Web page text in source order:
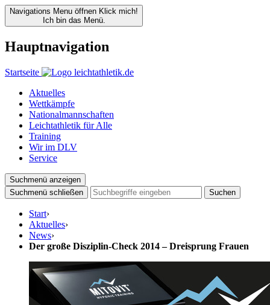
Navigations Menu öffnen Klick mich!
Ich bin das Menü.
Hauptnavigation
Startseite
Aktuelles
Wettkämpfe
Nationalmannschaften
Leichtathletik für Alle
Training
Wir im DLV
Service
Suchmenü anzeigen
Suchmenü schließen
Suchen
Start›
Aktuelles›
News›
Der große Disziplin-Check 2014 – Dreisprung Frauen